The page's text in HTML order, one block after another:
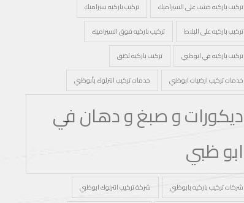
تركيب باركيه خشب على السيراميك
تركيب باركيه سيراميك
تركيب باركيه على البلاط
تركيب باركيه فوق السيراميك
تركيب باركيه في ابوظبي
تركيب باركيه لصق
خدمات تركيب ارضيات ابوظبي
خدمات تركيب انترلوك بأبوظبي
ديكورات و صبغ و دهان في
ابو ظبي
شركات تركيب باركيه بابوظبي
شركة تركيب انترلوك ابوظبي